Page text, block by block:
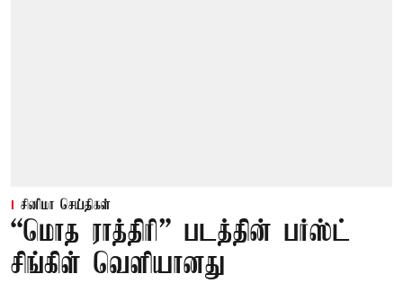
சினிமா செய்திகள்
“மொத ராத்திரி” படத்தின் பர்ஸ்ட்
சிங்கிள் வெளியானது